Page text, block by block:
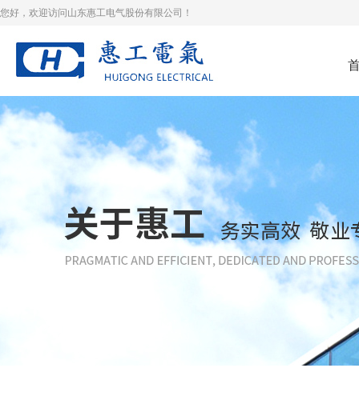
您好，欢迎访问山东惠工电气股份有限公司！